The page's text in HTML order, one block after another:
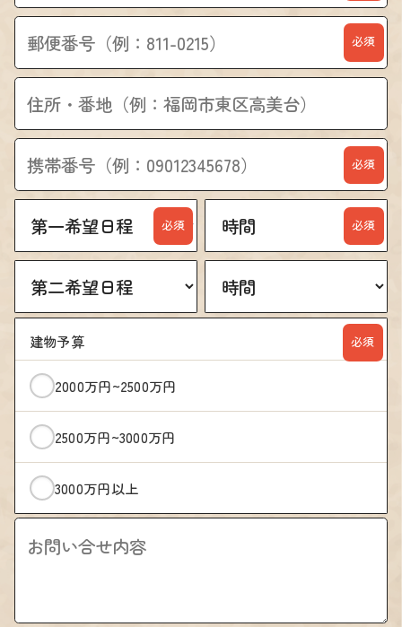
必須
必須
必須 必須
2000万円~2500万円
2500万円~3000万円
3000万円以上
必須